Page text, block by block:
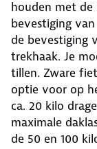
houden met de
bevestiging
de bevestiging
trekhaak. Je
tillen. Zware
optie voor op
ca. 20 kilo
maximale
de 50 en 100